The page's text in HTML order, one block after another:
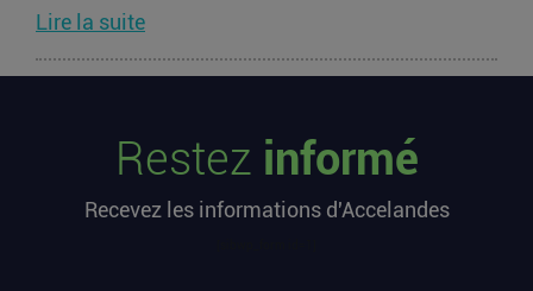
Lire la suite
digitalise l’accompagnement des
voyageurs
Les formalités de voyage demeurent l’une des
zones les moins fluides de l’expérience
Restez informé
Recevez les informations d'Accelandes